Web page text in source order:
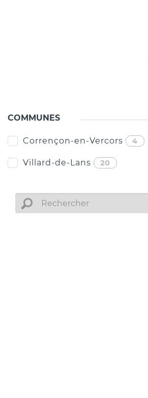
COMMUNES
Corrençon-en-Vercors 4
Villard-de-Lans 20